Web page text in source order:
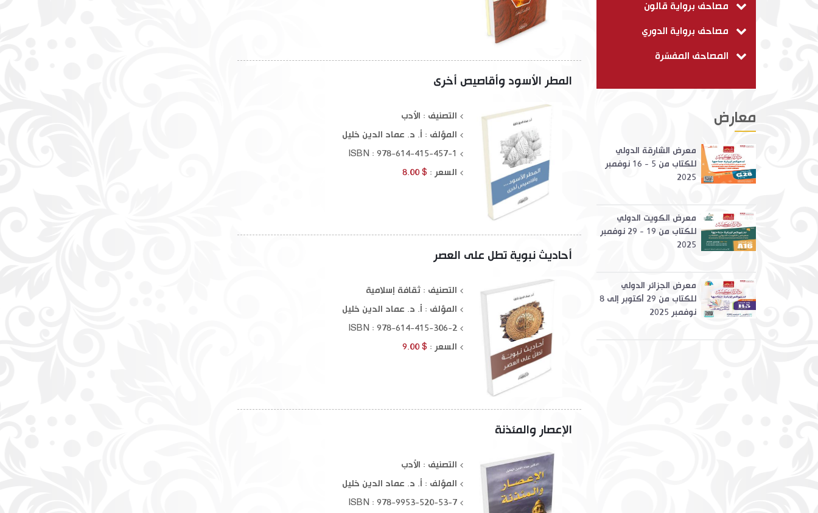
المطر الأسود وأقاصيص أخرى
التصنيف : الأدب
المؤلف : أ. د. عماد الدين خليل
ISBN : 978-614-415-457-1
السعر : $ 8.00
أحاديث نبوية تطل على العصر
التصنيف : ثقافة إسلامية
المؤلف : أ. د. عماد الدين خليل
ISBN : 978-614-415-306-2
السعر : $ 9.00
الإعصار والمئذنة
التصنيف : الأدب
المؤلف : أ. د. عماد الدين خليل
ISBN : 978-9953-520-53-7
مصاحف برواية قالون
مصاحف برواية الدوري
المصاحف المفسّرة
معارض
معرض الشارقة الدولي
للكتاب من 5 - 16 نوفمبر
2025
معرض الكويت الدولي
للكتاب من 19 - 29 نوفمبر
2025
معرض الجزائر الدولي
للكتاب من 29 أكتوبر إلى 8
نوفمبر 2025